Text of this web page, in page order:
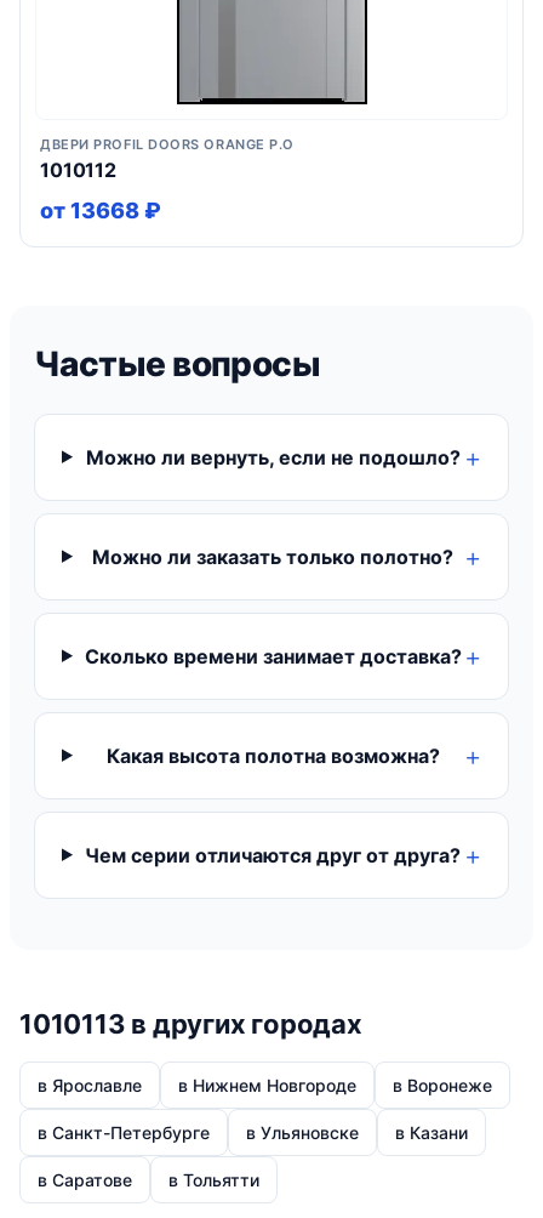
ДВЕРИ PROFIL DOORS ORANGE P.O
1010112
от 13668 ₽
Частые вопросы
Можно ли вернуть, если не подошло?
Можно ли заказать только полотно?
Сколько времени занимает доставка?
Какая высота полотна возможна?
Чем серии отличаются друг от друга?
1010113 в других городах
в Ярославле в Нижнем Новгороде в Воронеже
в Санкт-Петербурге в Ульяновске в Казани
в Саратове в Тольятти